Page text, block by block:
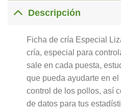
Descripción
Ficha de cría Especial
cría, especial para
sale en cada puesta,
que pueda ayudarte en
control de los pollos, así
de datos para tus